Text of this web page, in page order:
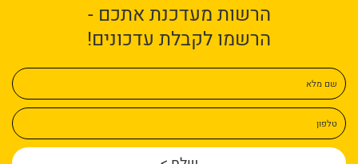
הרשות מעדכנת אתכם -
הרשמו לקבלת עדכונים!
שם מלא
טלפון